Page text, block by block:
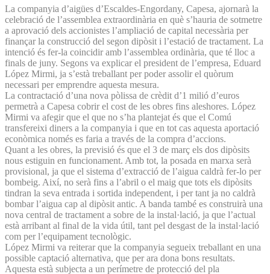
La companyia d’aigües d’Escaldes-Engordany, Capesa, ajornarà la
celebració de l’assemblea extraordinària en què s’hauria de sotmetre
a aprovació dels accionistes l’ampliació de capital necessària per
finançar la construcció del segon dipòsit i l’estació de tractament. La
intenció és fer-la coincidir amb l’assemblea ordinària, que té lloc a
finals de juny. Segons va explicar el president de l’empresa, Eduard
López Mirmi, ja s’està treballant per poder assolir el quòrum
necessari per emprendre aquesta mesura.
La contractació d’una nova pòlissa de crèdit d’1 milió d’euros
permetrà a Capesa cobrir el cost de les obres fins aleshores. López
Mirmi va afegir que el que no s’ha plantejat és que el Comú
transfereixi diners a la companyia i que en tot cas aquesta aportació
econòmica només es faria a través de la compra d’accions.
Quant a les obres, la previsió és que el 3 de març els dos dipòsits
nous estiguin en funcionament. Amb tot, la posada en marxa serà
provisional, ja que el sistema d’extracció de l’aigua caldrà fer-lo per
bombeig. Així, no serà fins a l’abril o el maig que tots els dipòsits
tindran la seva entrada i sortida independent, i per tant ja no caldrà
bombar l’aigua cap al dipòsit antic. A banda també es construirà una
nova central de tractament a sobre de la instal·lació, ja que l’actual
està arribant al final de la vida útil, tant pel desgast de la instal·lació
com per l’equipament tecnològic.
López Mirmi va reiterar que la companyia segueix treballant en una
possible captació alternativa, que per ara dona bons resultats.
Aquesta està subjecta a un perímetre de protecció del pla